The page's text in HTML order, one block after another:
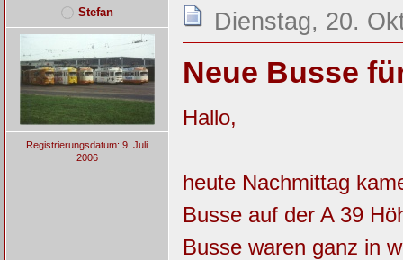
Stefan
Registrierungsdatum: 9. Juli
2006
Dienstag, 20.
Neue Busse
Hallo,
heute Nachmittag
Busse auf der A 39
Busse waren ganz in